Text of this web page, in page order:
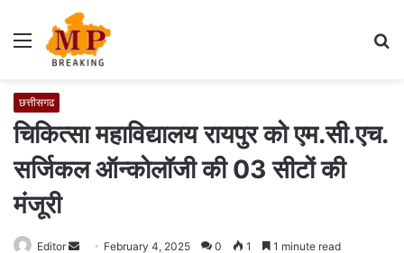
Menu
छत्तीसगढ
चिकित्सा महाविद्यालय रायपुर को एम.सी.एच.
सर्जिकल ऑन्कोलॉजी की 03 सीटों की
मंजूरी
Editor February 4, 2025 0 1 1 minute read